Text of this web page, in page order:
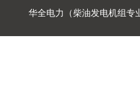
华全电力（柴油发电机组专